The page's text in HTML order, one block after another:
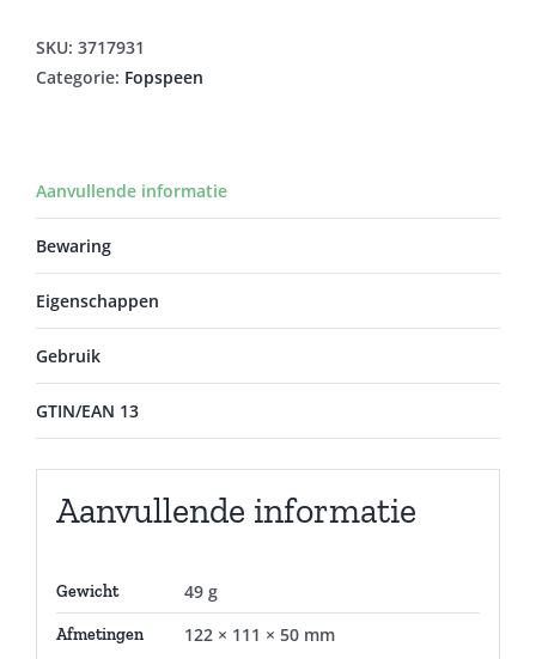
SKU: 3717931
Categorie: Fopspeen
Aanvullende informatie
Bewaring
Eigenschappen
Gebruik
GTIN/EAN 13
Aanvullende informatie
Gewicht 49 g
Afmetingen 122 × 111 × 50 mm